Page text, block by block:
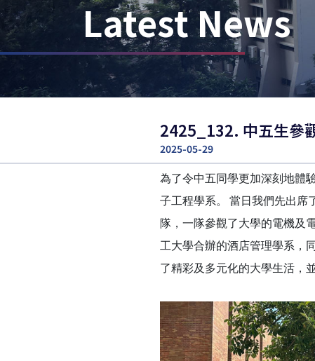
Latest News
2425_132. 中五生參
2025-05-29
為了令中五同學更加深刻地體
子工程學系。
當日我們先出席
隊，一隊參觀了大學的電機及
工大學合辦的酒店管理學系，
了精彩及多元化的大學生活，